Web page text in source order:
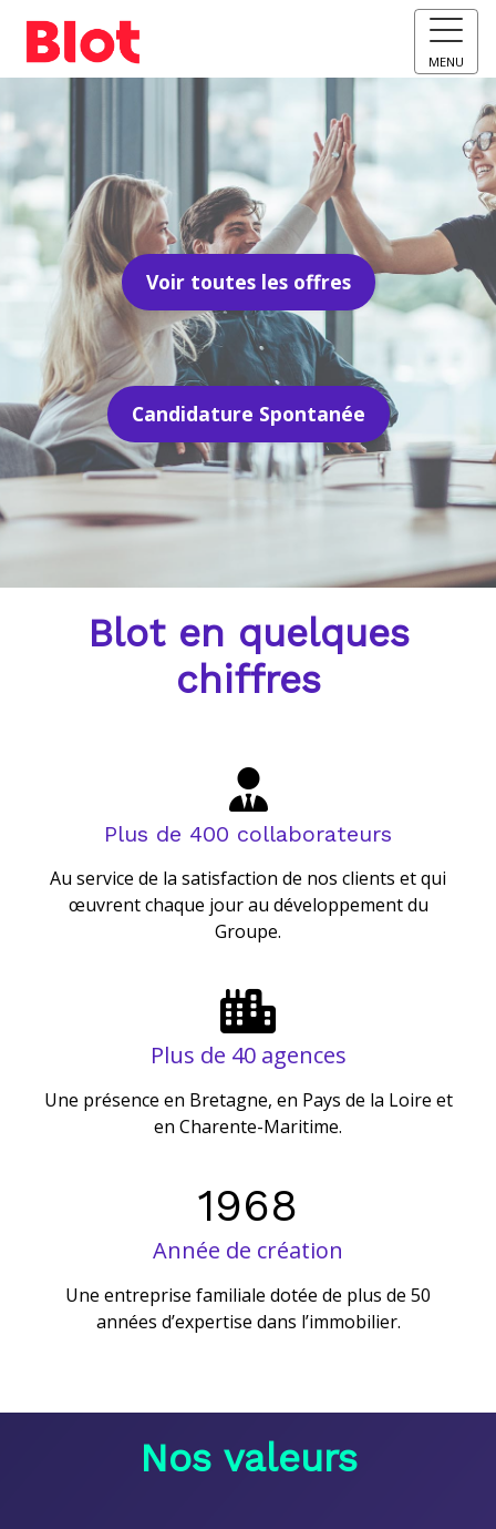
MENU
Voir toutes les offres
Candidature Spontanée
Blot en quelques
chiffres
Plus de 400 collaborateurs
Au service de la satisfaction de nos clients et qui
œuvrent chaque jour au développement du
Groupe.
Plus de 40 agences
Une présence en Bretagne, en Pays de la Loire et
en Charente-Maritime.
1968
Année de création
Une entreprise familiale dotée de plus de 50
années d’expertise dans l’immobilier.
Nos valeurs